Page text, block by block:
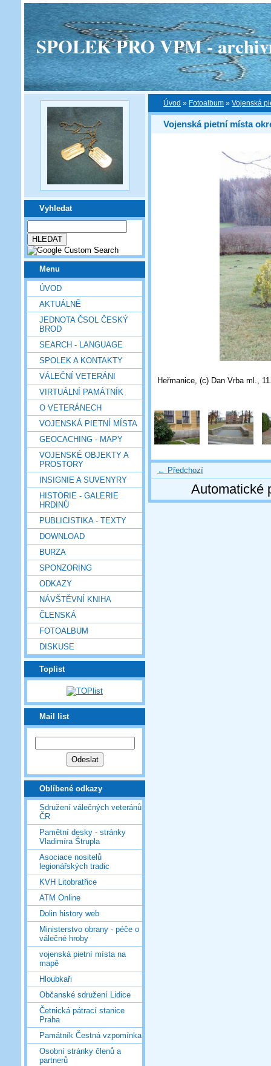
SPOLEK PRO VPM -
Vyhledat
Menu
ÚVOD
AKTUÁLNĚ
JEDNOTA ČSOL ČESKÝ
BROD
SEARCH - LANGUAGE
SPOLEK A KONTAKTY
VÁLEČNÍ VETERÁNI
VIRTUÁLNÍ PAMÁTNÍK
O VETERÁNECH
VOJENSKÁ PIETNÍ MÍSTA
GEOCACHING - MAPY
VOJENSKÉ OBJEKTY A
PROSTORY
INSIGNIE A SUVENYRY
HISTORIE - GALERIE
HRDINŮ
PUBLICISTIKA - TEXTY
DOWNLOAD
BURZA
SPONZORING
ODKAZY
NÁVŠTĚVNÍ KNIHA
ČLENSKÁ
FOTOALBUM
DISKUSE
Toplist
Mail list
Oblíbené odkazy
Sdružení válečných veteránů
ČR
Pamětní desky - stránky
Vladimíra Štrupla
Asociace nositelů
legionářských tradic
KVH Litobratřice
ATM Online
Dolin history web
Ministerstvo obrany - péče o
válečné hroby
vojenská pietní místa na
mapě
Hloubkaři
Občanské sdružení Lidice
Četnická pátrací stanice
Praha
Památník Čestná vzpomínka
Osobní stránky členů a
partnerů
Úvod » Fotoalbum » Vojenská
Vojenská pietní místa
Heřmanice, (c) Dan Vrba ml.,
← Předchozí
Automatické